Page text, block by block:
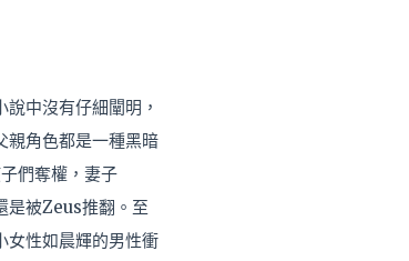
中沒有仔細闡明，
親角色都是一種黑暗
們奪權，妻子
是被Zeus推翻。至
女性如晨輝的男性衝